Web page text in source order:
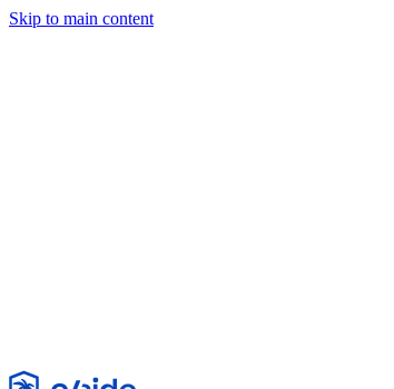
Skip to main content
Rechazar